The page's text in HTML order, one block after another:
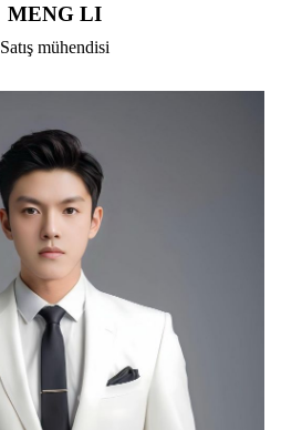
MENG LI
Satış mühendisi